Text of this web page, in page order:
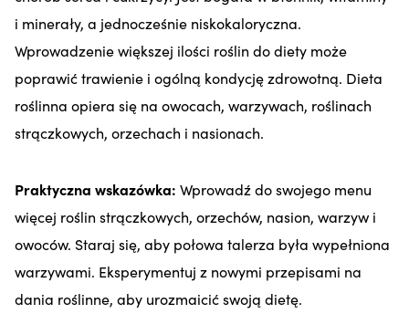
i minerały, a jednocześnie niskokaloryczna.
Wprowadzenie większej ilości roślin do diety może
poprawić trawienie i ogólną kondycję zdrowotną. Dieta
roślinna opiera się na owocach, warzywach, roślinach
strączkowych, orzechach i nasionach.
Praktyczna wskazówka: Wprowadź do swojego menu
więcej roślin strączkowych, orzechów, nasion, warzyw i
owoców. Staraj się, aby połowa talerza była wypełniona
warzywami. Eksperymentuj z nowymi przepisami na
dania roślinne, aby urozmaicić swoją dietę.